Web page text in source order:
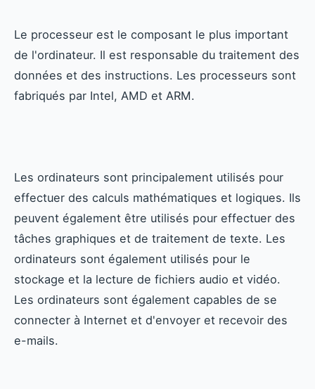
Le processeur est le composant le plus important
de l'ordinateur. Il est responsable du traitement des
données et des instructions. Les processeurs sont
fabriqués par Intel, AMD et ARM.
Les ordinateurs sont principalement utilisés pour
effectuer des calculs mathématiques et logiques. Ils
peuvent également être utilisés pour effectuer des
tâches graphiques et de traitement de texte. Les
ordinateurs sont également utilisés pour le
stockage et la lecture de fichiers audio et vidéo.
Les ordinateurs sont également capables de se
connecter à Internet et d'envoyer et recevoir des
e-mails.